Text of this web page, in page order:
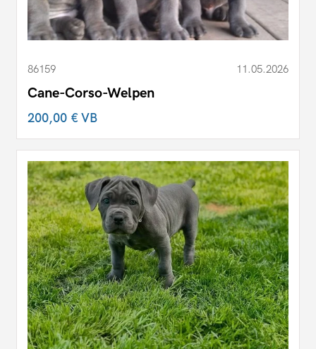
86159 11.05.2026
Cane-Corso-Welpen
200,00 €VB